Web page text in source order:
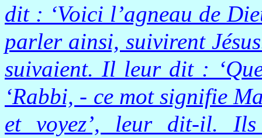
dit : ‘Voici l’agneau de
parler ainsi, suivirent
suivaient. Il leur dit :
‘Rabbi, - ce mot signifie
et voyez’, leur dit-il.